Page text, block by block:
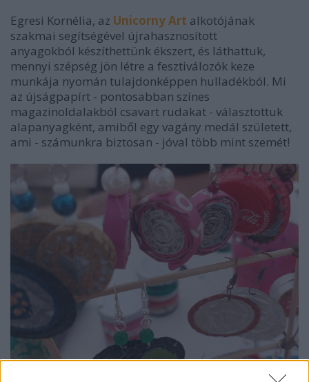
Egresi Kornélia, az Unicorny Art alkotójának
szakmai segítségével újrahasznosított
anyagokból készíthettünk ékszert, és láthattuk,
mennyi szépség jön létre a fesztiválozók keze
munkája nyomán tulajdonképpen hulladékból. Mi
az újságpapírt - pontosabban színes
magazinoldalakból csavart rudakat - választottuk
alapanyagként, amiből egy vagány medál született,
ami - számunkra biztosan - jóval több mint szemét!